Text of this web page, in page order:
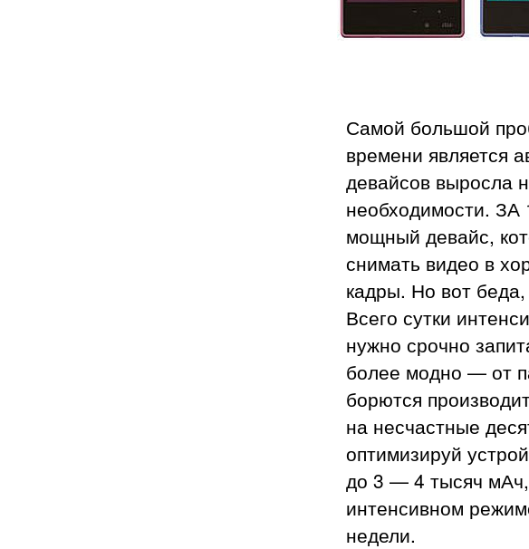
Самой большой
времени является
девайсов выросла
необходимости.
мощный девайс,
снимать видео в
кадры. Но вот
Всего сутки
нужно срочно
более модно — от
борются
на несчастные
оптимизируй
до 3 — 4 тысяч
интенсивном
недели.